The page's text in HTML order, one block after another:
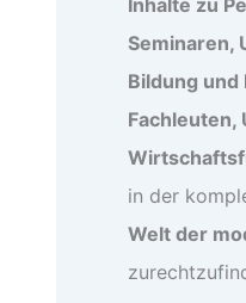
Inhalte zu
Seminaren,
Bildung und
Fachleuten,
in der
Welt der